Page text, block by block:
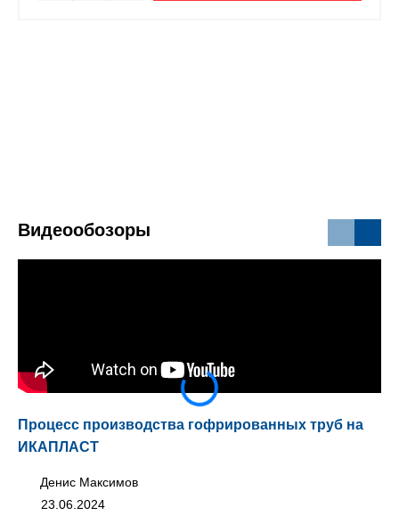
Видеообозоры
Процесс производства гофрированных труб на
ИКАПЛАСТ
Денис Максимов
23.06.2024